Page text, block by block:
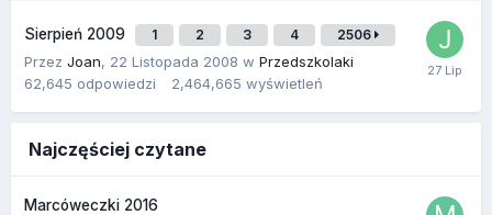
Sierpień 2009 1 2 3 4 2506
Przez Joan, 22 Listopada 2008 w Przedszkolaki
62,645 odpowiedzi 2,464,665 wyświetleń
Najczęściej czytane
Marcóweczki 2016